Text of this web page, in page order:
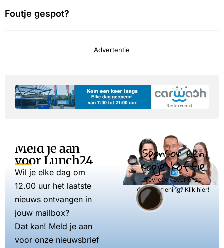
Foutje gespot?
Advertentie
Meld je aan
voor Lunch24
Wil je elke dag om
12.00 uur het laatste
nieuws ontvangen in
jouw mailbox?
Dat kan! Meld je aan
voor onze nieuwsbrief
Sponsor een
kopje koffie
Tevreden over onze
dienstverlening? Klik hier!